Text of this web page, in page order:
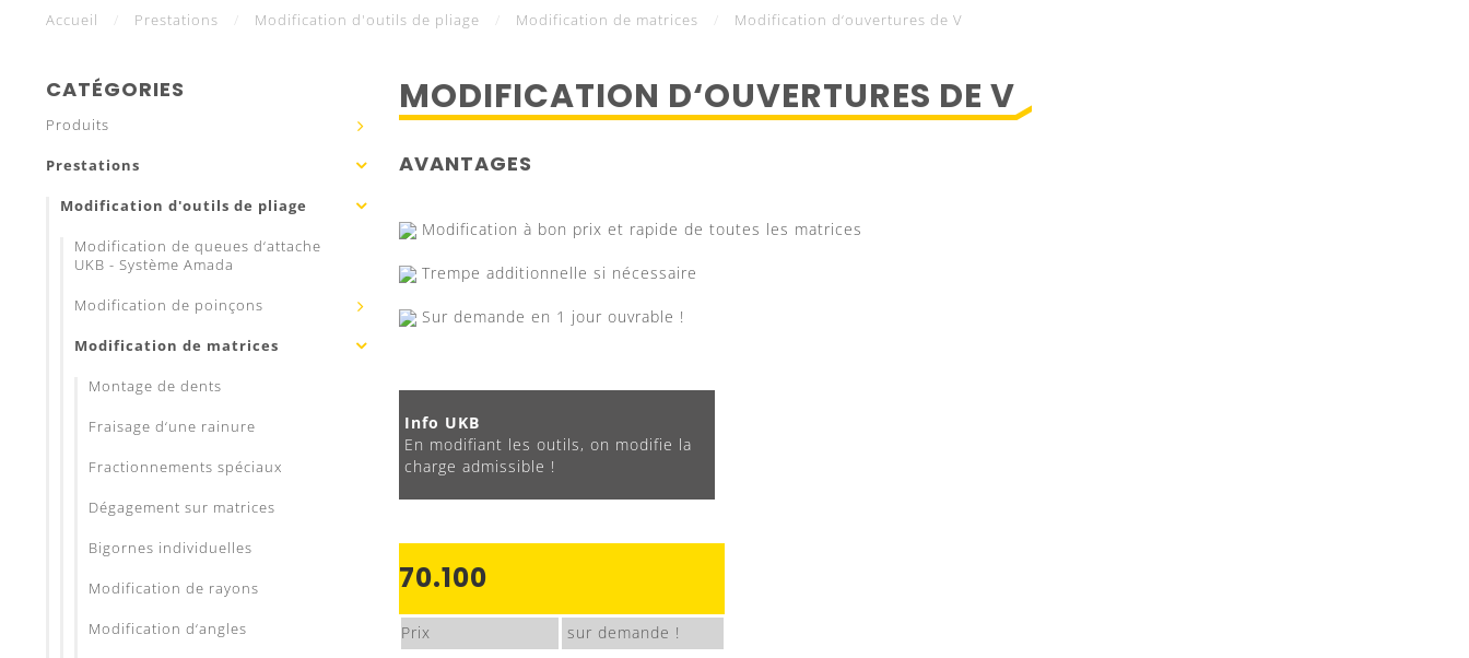
Accueil Prestations Modification d'outils de pliage Modification de matrices Modification d‘ouvertures de V
CATÉGORIES
Produits
Prestations
Modification d'outils de pliage
Modification de queues d‘attache
UKB - Système Amada
Modification de poinçons
Modification de matrices
Montage de dents
Fraisage d‘une rainure
Fractionnements spéciaux
Dégagement sur matrices
Bigornes individuelles
Modification de rayons
Modification d‘angles
MODIFICATION D‘OUVERTURES DE V
AVANTAGES
Modification à bon prix et rapide de toutes les matrices
Trempe additionnelle si nécessaire
Sur demande en 1 jour ouvrable !
Info UKB
En modifiant les outils, on modifie la
charge admissible !
70.100
Prix
sur demande !